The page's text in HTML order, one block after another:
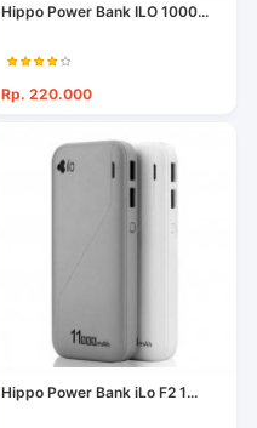
Hippo Power Bank ILO 1000...
Rp. 220.000
Hippo Power Bank iLo F2 1...